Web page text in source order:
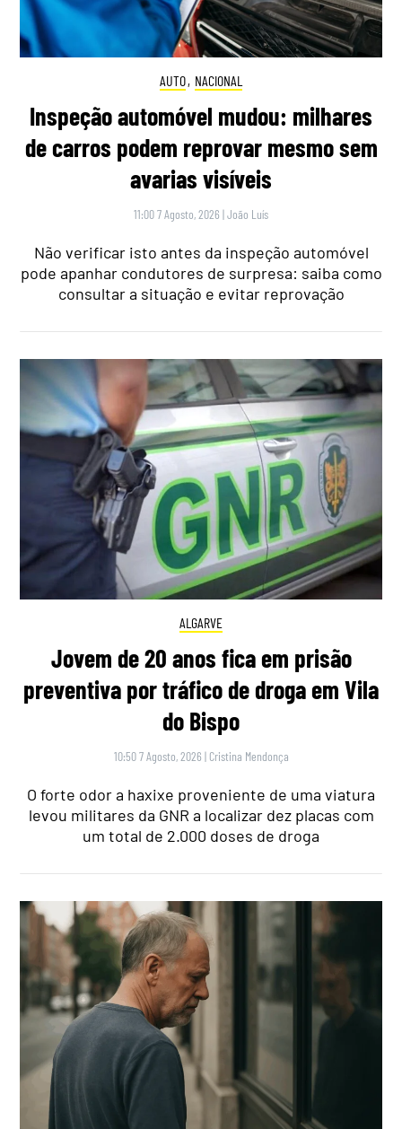
AUTO, NACIONAL
Inspeção automóvel mudou: milhares
de carros podem reprovar mesmo sem
avarias visíveis
11:00 7 Agosto, 2026 |João Luís
Não verificar isto antes da inspeção automóvel
pode apanhar condutores de surpresa: saiba como
consultar a situação e evitar reprovação
ALGARVE
Jovem de 20 anos fica em prisão
preventiva por tráfico de droga em Vila
do Bispo
10:50 7 Agosto, 2026 | Cristina Mendonça
O forte odor a haxixe proveniente de uma viatura
levou militares da GNR a localizar dez placas com
um total de 2.000 doses de droga